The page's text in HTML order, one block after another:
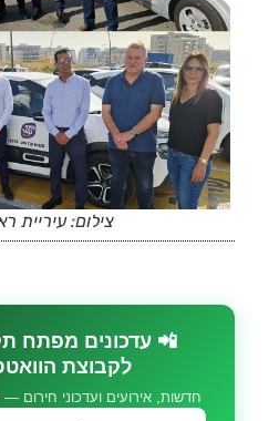
צילום: עיריית
📲 עדכונים מפתח
לקבוצת
חדשות, אירועים ועדכוני חירום —